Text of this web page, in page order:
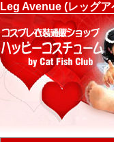
Leg Avenue (レッグ